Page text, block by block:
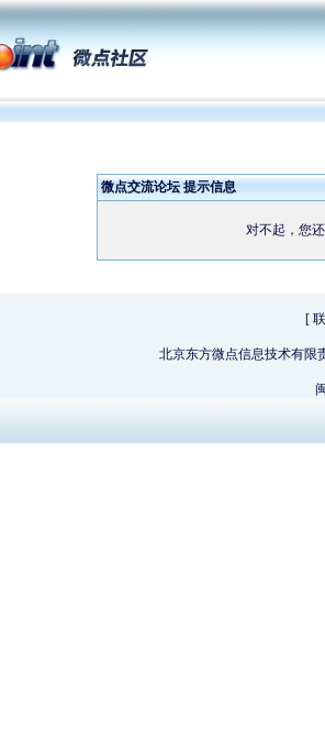
微点交流论坛 提示信息
对不起，您
[
北京东方微点信息技术有限